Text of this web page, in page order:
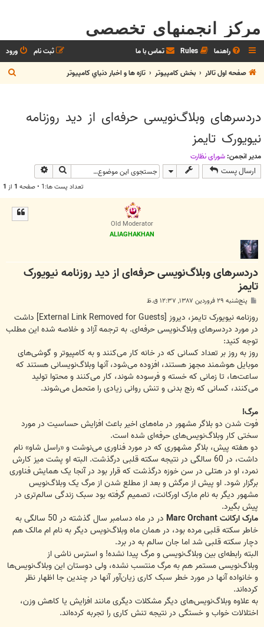
مرکز انجمنهای تخصصی
راهنما Rules تماس با ما ورود
ثبت نام
صفحه اول تالار
بخش كامپيوتر تازه ها و اخبار دنياي کامپيوتر
س
دردسرهای وبلاگ‌نویسی حرفه‌ای از دید روزنامه
نیویورک تایمز
مدیر انجمن: شوراي نظارت
ارسال پست جستجو
تعداد پست ها:1 • صفحه 1 از 1
Old Moderator
ALIAGHAKHAN
دردسرهای وبلاگ‌نویسی حرفه‌ای از دید روزنامه نیویورک
تایمز
س
ت
پنج‌شنبه ۲۹ فروردین ۱۳۸۷, ۱۲:۳۷ ق.ظ
روزنامه نیویورک تایمز، دیروز [External Link Removed for Guests]
داشت
در مورد دردسرهای وبلاگ‌نویسی حرفه‌ای. به ترجمه آزاد و خلاصه شده این مطلب
توجه کنید:
روز به روز بر تعداد کسانی که در خانه کار می‌کنند و به کامپیوتر و گوشی‌های
موبایل هوشمند مجهز هستند، افزوده می‌شود، آنها وبلاگ‌نویسانی هستند که
ساعت‌ها، تا زمانی که خسته و فرسوده شوند، کار می‌کنند و محتوا تولید
می‌کنند، کسانی که رنج بدنی و تنش روانی زیادی را متحمل می‌شوند.
مرگ!
فوت شدن دو بلاگر مشهور در ماه‌های اخیر باعث افزایش حساسیت در مورد
سختی کار وبلاگ‌نویس‌های حرفه‌ای شده است.
دو هفته پیش، بلاگر مشهوری که در مورد فناوری می‌نوشت و «راسل شاو» نام
داشت، در 60 سالگی در نتیجه سکته قلبی درگذشت. البته او پشت میز کارش
نمرد، او در هتلی در سن خوزه درگذشت که قرار بود در آنجا یک همایش فناوری
برگزار شود. او پیش از مرگش و بعد از مطلع شدن از مرگ یک وبلاگ‌نویس
مشهور دیگر به نام مارک اورکانت، تصمیم گرفته بود سبک زندگی سالم‌تری در
پیش بگیرد.
مارک ارکانت Marc Orchant
در در ماه دسامبر سال گذشته در 50 سالگی به
خاطر سکته قلبی مرده بود، در همان ماه وبلاگ‌نویس دیگر به نام ام مالک هم
دچار سکته قلبی شد اما جان سالم به در برد.
البته رابطه‌ای بین وبلاگ‌نویسی و مرگ پیدا نشده! و استرس ناشی از
وبلاگ‌نویسی مستمر هم به مرگ منتسب نشده، ولی دوستان این وبلاگ‌نویس‌ها
و خانواده آنها در مورد خطر سبک کاری زیان‌آور آنها در چندین جا اظهار نظر
کرده‌اند.
به علاوه وبلاگ‌نویس‌های دیگر مشکلات دیگری مانند افزایش یا کاهش وزن،
اختلالات خواب و خستگی در نتیجه تنش کاری را تجربه کرده‌اند.